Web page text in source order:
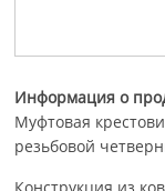
Информация о
Муфтовая
резьбовой
Конструкция из